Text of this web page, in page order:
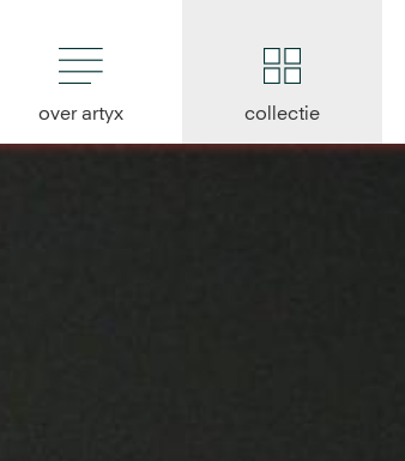
over artyx collectie